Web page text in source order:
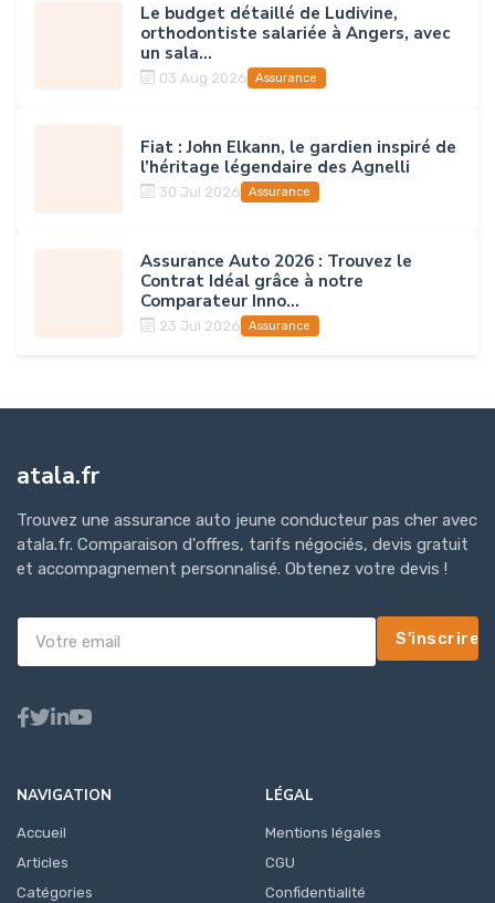
Le budget détaillé de Ludivine,
orthodontiste salariée à Angers, avec
un sala...
03 Aug 2026 Assurance
Fiat : John Elkann, le gardien inspiré de
l’héritage légendaire des Agnelli
30 Jul 2026 Assurance
Assurance Auto 2026 : Trouvez le
Contrat Idéal grâce à notre
Comparateur Inno...
23 Jul 2026 Assurance
atala.fr
Trouvez une assurance auto jeune conducteur pas cher avec
atala.fr. Comparaison d'offres, tarifs négociés, devis gratuit
et accompagnement personnalisé. Obtenez votre devis !
S'inscrire
NAVIGATION
Accueil
Articles
Catégories
LÉGAL
Mentions légales
CGU
Confidentialité